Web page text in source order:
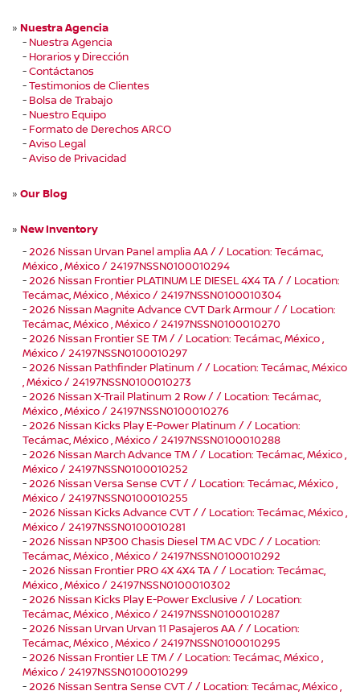
» Nuestra Agencia
- Nuestra Agencia
- Horarios y Dirección
-Contáctanos
-Testimonios de Clientes
- Bolsa de Trabajo
- Nuestro Equipo
- Formato de Derechos ARCO
-Aviso Legal
-Aviso de Privacidad
» Our Blog
» New Inventory
-2026 Nissan Urvan Panel amplia AA / / Location: Tecámac,
México , México / 24197NSSN0100010294
-2026 Nissan Frontier PLATINUM LE DIESEL 4X4 TA / / Location:
Tecámac, México , México / 24197NSSN0100010304
-2026 Nissan Magnite Advance CVT Dark Armour / / Location:
Tecámac, México , México / 24197NSSN0100010270
-2026 Nissan Frontier SE TM / / Location: Tecámac, México ,
México / 24197NSSN0100010297
-2026 Nissan Pathfinder Platinum / / Location: Tecámac, México
, México / 24197NSSN0100010273
-2026 Nissan X-Trail Platinum 2 Row / / Location: Tecámac,
México , México / 24197NSSN0100010276
-2026 Nissan Kicks Play E-Power Platinum / / Location:
Tecámac, México , México / 24197NSSN0100010288
-2026 Nissan March Advance TM / / Location: Tecámac, México ,
México / 24197NSSN0100010252
-2026 Nissan Versa Sense CVT / / Location: Tecámac, México ,
México / 24197NSSN0100010255
-2026 Nissan Kicks Advance CVT / / Location: Tecámac, México ,
México / 24197NSSN0100010281
-2026 Nissan NP300 Chasis Diesel TM AC VDC / / Location:
Tecámac, México , México / 24197NSSN0100010292
-2026 Nissan Frontier PRO 4X 4X4 TA / / Location: Tecámac,
México , México / 24197NSSN0100010302
-2026 Nissan Kicks Play E-Power Exclusive / / Location:
Tecámac, México , México / 24197NSSN0100010287
-2026 Nissan Urvan Urvan 11 Pasajeros AA / / Location:
Tecámac, México , México / 24197NSSN0100010295
-2026 Nissan Frontier LE TM / / Location: Tecámac, México ,
México / 24197NSSN0100010299
-2026 Nissan Sentra Sense CVT / / Location: Tecámac, México ,